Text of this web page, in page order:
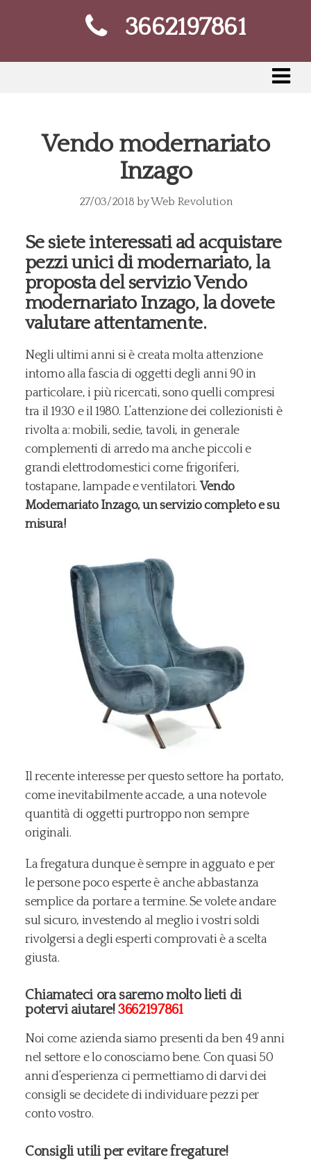
3662197861
Vendo modernariato
Inzago
27/03/2018 byWeb Revolution
Se siete interessati ad acquistare
pezzi unici di modernariato, la
proposta del servizio Vendo
modernariato Inzago, la dovete
valutare attentamente.
Negli ultimi anni si è creata molta attenzione
intorno alla fascia di oggetti degli anni 90 in
particolare, i più ricercati, sono quelli compresi
tra il 1930 e il 1980. L’attenzione dei collezionisti è
rivolta a: mobili, sedie, tavoli, in generale
complementi di arredo ma anche piccoli e
grandi elettrodomestici come frigoriferi,
tostapane, lampade e ventilatori.Vendo
Modernariato Inzago, un servizio completo e su
misura!
Il recente interesse per questo settore ha portato,
come inevitabilmente accade, a una notevole
quantità di oggetti purtroppo non sempre
originali.
La fregatura dunque è sempre in agguato e per
le persone poco esperte è anche abbastanza
semplice da portare a termine. Se volete andare
sul sicuro, investendo al meglio i vostri soldi
rivolgersi a degli esperti comprovati è a scelta
giusta.
Chiamateci ora saremo molto lieti di
potervi aiutare!3662197861
Noi come azienda siamo presenti da ben 49 anni
nel settore e lo conosciamo bene. Con quasi 50
anni d’esperienza ci permettiamo di darvi dei
consigli se decidete di individuare pezzi per
conto vostro.
Consigli utili per evitare fregature!